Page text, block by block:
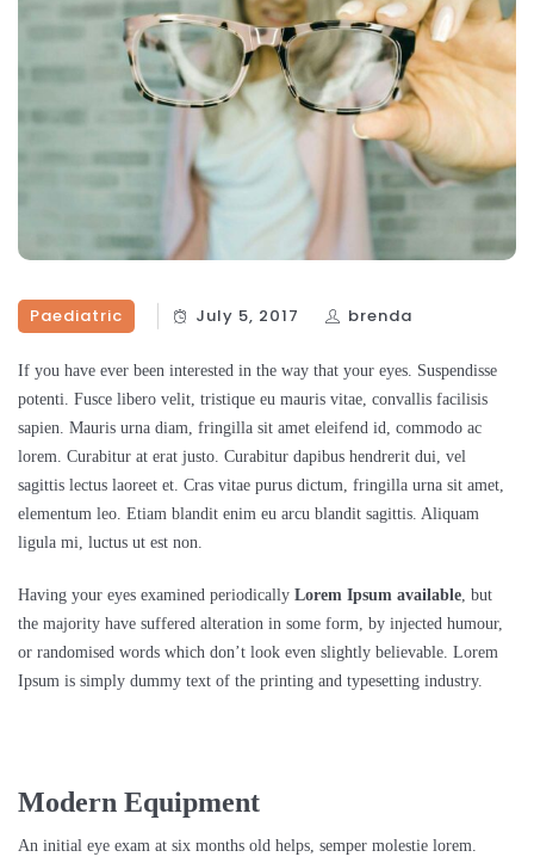
Paediatric July 5, 2017 brenda
If you have ever been interested in the way that your eyes. Suspendisse
potenti. Fusce libero velit, tristique eu mauris vitae, convallis facilisis
sapien. Mauris urna diam, fringilla sit amet eleifend id, commodo ac
lorem. Curabitur at erat justo. Curabitur dapibus hendrerit dui, vel
sagittis lectus laoreet et. Cras vitae purus dictum, fringilla urna sit amet,
elementum leo. Etiam blandit enim eu arcu blandit sagittis. Aliquam
ligula mi, luctus ut est non.
Having your eyes examined periodically Lorem Ipsum available , but
the majority have suffered alteration in some form, by injected humour,
or randomised words which don’t look even slightly believable. Lorem
Ipsum is simply dummy text of the printing and typesetting industry.
Modern Equipment
An initial eye exam at six months old helps, semper molestie lorem.